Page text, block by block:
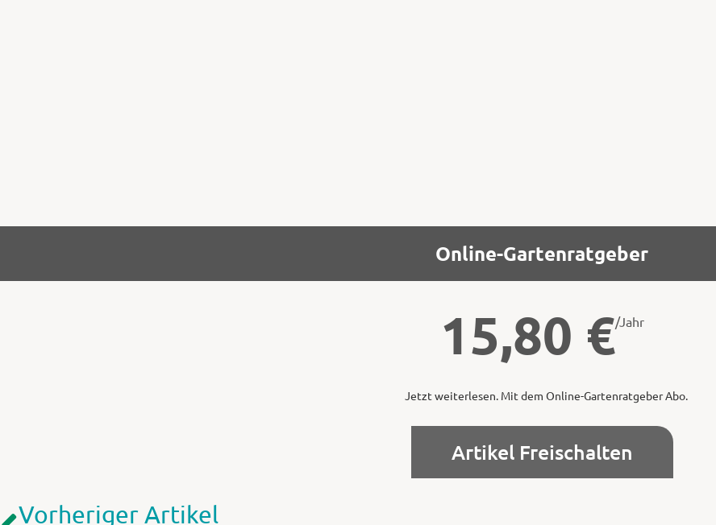
Online-Gartenratgeber
15,80 €/Jahr
Jetzt weiterlesen. Mit dem Online-Gartenratgeber Abo.
Artikel Freischalten
Vorheriger Artikel